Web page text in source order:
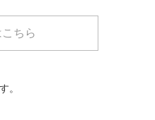
ちら
。